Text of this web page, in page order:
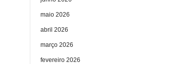
maio 2026
abril 2026
março 2026
fevereiro 2026